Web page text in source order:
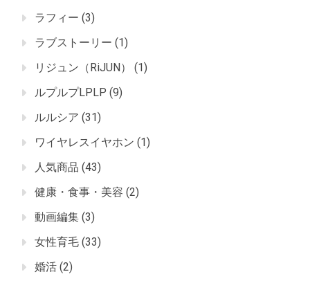
ラフィー (3)
ラブストーリー (1)
リジュン（RiJUN）
(1)
ルプルプLPLP (9)
ルルシア (31)
ワイヤレスイヤホン (1)
人気商品 (43)
健康・食事・美容 (2)
動画編集 (3)
女性育毛 (33)
婚活 (2)